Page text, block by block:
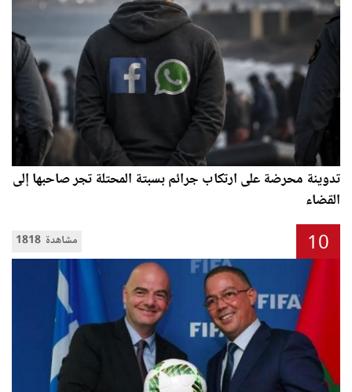
تدوينة محرضة على ارتكاب جرائم بسبتة المحتلة تجر صاحبها إلى
القضاء
1818 مشاهدة 10